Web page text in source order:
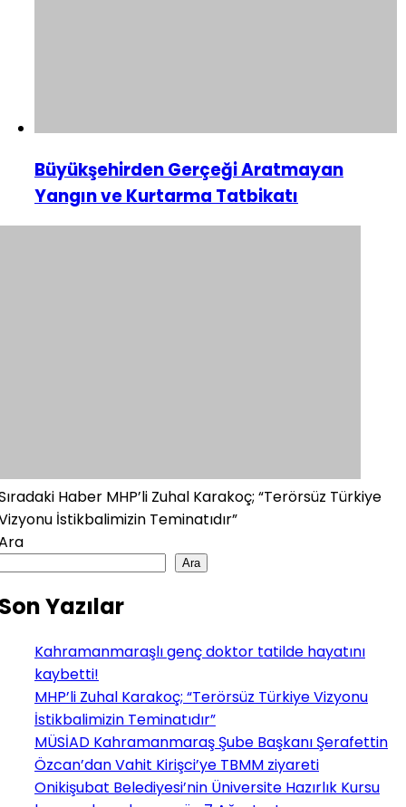
Büyükşehirden Gerçeği Aratmayan
Yangın ve Kurtarma Tatbikatı
Haber MHP’li Zuhal Karakoç; “Terörsüz Türkiye
İstikbalimizin Teminatıdır”
Ara
Yazılar
Kahramanmaraşlı genç doktor tatilde hayatını
kaybetti!
MHP’li Zuhal Karakoç; “Terörsüz Türkiye Vizyonu
İstikbalimizin Teminatıdır”
MÜSİAD Kahramanmaraş Şube Başkanı Şerafettin
Özcan’dan Vahit Kirişci’ye TBMM ziyareti
Onikişubat Belediyesi’nin Üniversite Hazırlık Kursu